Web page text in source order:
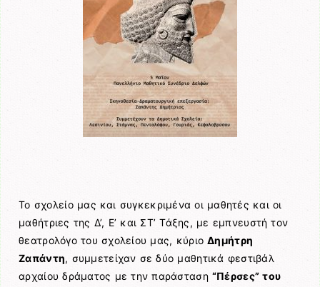
Το σχολείο μας και συγκεκριμένα οι μαθητές και οι
μαθήτριες της Δ’, Ε’ και ΣΤ’ Τάξης, με εμπνευστή τον
θεατρολόγο του σχολείου μας, κύριοΔημήτρη
Ζαπάντη, συμμετείχαν σε δύο μαθητικά φεστιβάλ
αρχαίου δράματος με την παράσταση “Πέρσες” του